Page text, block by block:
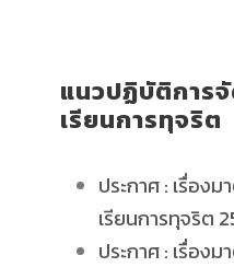
แนวปฏิบัติการ
เรียนการทุจริต
ประกาศ : เรื่อง
เรียนการทุจริต
ประกาศ : เรื่อง